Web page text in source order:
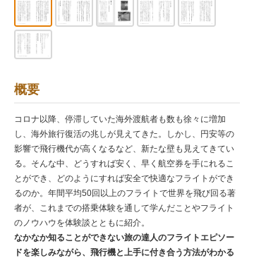
概要
コロナ以降、停滞していた海外渡航者も数も徐々に増加
し、海外旅行復活の兆しが見えてきた。しかし、円安等の
影響で飛行機代が高くなるなど、新たな壁も見えてきてい
る。そんな中、どうすれば安く、早く航空券を手にれるこ
とができ、どのようにすれば安全で快適なフライトができ
るのか。年間平均50回以上のフライトで世界を飛び回る著
者が、これまでの搭乗体験を通して学んだことやフライト
のノウハウを体験談とともに紹介。
なかなか知ることができない旅の達人のフライトエピソー
ドを楽しみながら、飛行機と上手に付き合う方法がわかる